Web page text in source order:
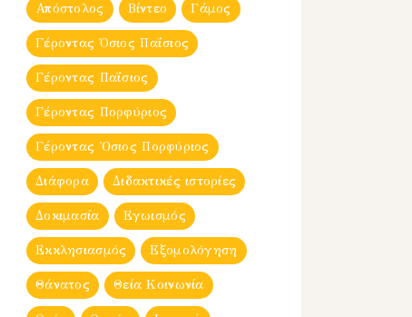
Απόστολος Βίντεο Γάμος
Γέροντας Όσιος Παΐσιος
Γέροντας Παΐσιος
Γέροντας Πορφύριος
Γέροντας Ὀσιος Πορφύριος
Διάφορα Διδακτικές ιστορίες
Δοκιμασία Εγωισμός
Εκκλησιασμός Εξομολόγηση
Θάνατος Θεία Κοινωνία